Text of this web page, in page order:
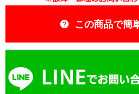
この商品で簡